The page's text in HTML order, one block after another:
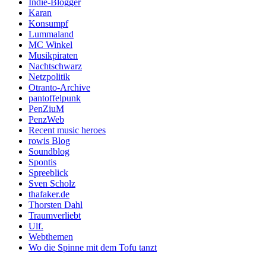
Karan
Konsumpf
Lummaland
MC Winkel
Musikpiraten
Nachtschwarz
Netzpolitik
Otranto-Archive
pantoffelpunk
PenZiuM
PenzWeb
Recent music heroes
rowis Blog
Soundblog
Spontis
Spreeblick
Sven Scholz
thafaker.de
Thorsten Dahl
Traumverliebt
Ulf.
Webthemen
Wo die Spinne mit dem Tofu tanzt